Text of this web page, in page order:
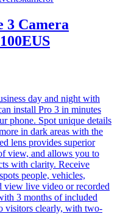
3 Camera
day and night with
install Pro 3 in minutes
phone. Spot unique details
in dark areas with the
lens provides superior
view, and allows you to
with clarity. Receive
people, vehicles,
view live video or recorded
3 months of included
visitors clearly, with two-